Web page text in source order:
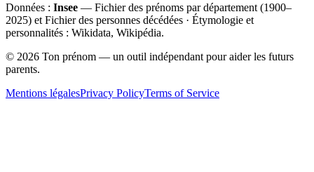
Données : Insee — Fichier des prénoms par département (1900–
2025) et Fichier des personnes décédées · Étymologie et
personnalités : Wikidata, Wikipédia.
© 2026 Ton prénom — un outil indépendant pour aider les futurs
parents.
Mentions légalesPrivacy PolicyTerms of Service